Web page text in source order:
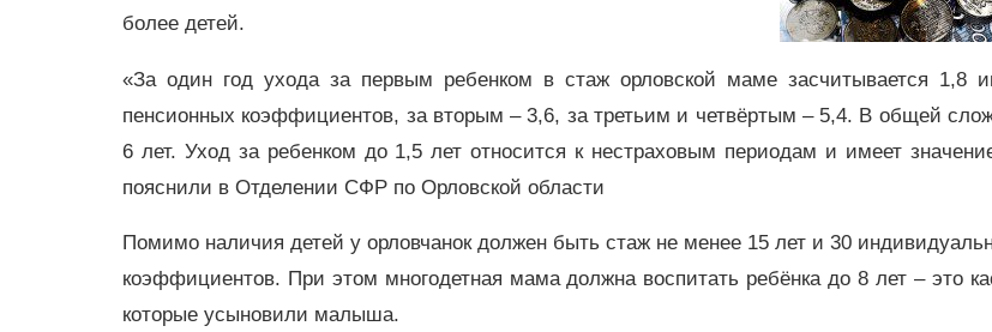
более детей.
«За один год ухода за первым ребенком в стаж орловской маме засчитывается 1,8
пенсионных коэффициентов, за вторым – 3,6, за третьим и четвёртым – 5,4. В общей
6 лет. Уход за ребенком до 1,5 лет относится к нестраховым периодам и имеет
пояснили в Отделении СФР по Орловской области
Помимо наличия детей у орловчанок должен быть стаж не менее 15 лет и 30
коэффициентов. При этом многодетная мама должна воспитать ребёнка до 8 лет – это
которые усыновили малыша.